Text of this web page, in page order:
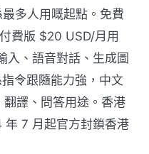
多人用嘅起點。免費
費版 $20 USD/月用
入、語音對話、生成圖
令跟隨能力強，中文
譯、問答用途。香港
7 月起官方封鎖香港